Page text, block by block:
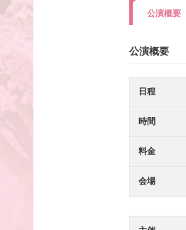
公演概要
公演概要
日程
時間
料金
会場